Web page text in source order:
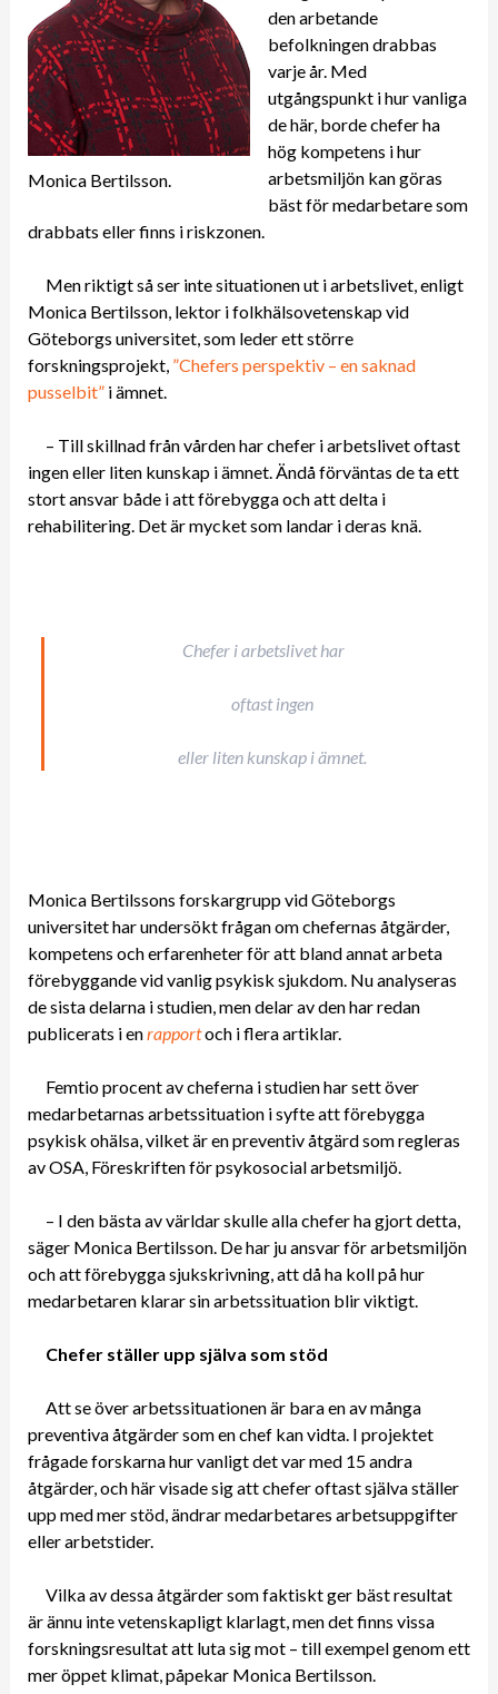
Monica Bertilsson.
den arbetande
befolkningen drabbas
varje år. Med
utgångspunkt i hur vanliga
de här, borde chefer ha
hög kompetens i hur
arbetsmiljön kan göras
bäst för medarbetare som
drabbats eller finns i riskzonen.
Men riktigt så ser inte situationen ut i arbetslivet, enligt
Monica Bertilsson, lektor i folkhälsovetenskap vid
Göteborgs universitet, som leder ett större
forskningsprojekt, ”Chefers perspektiv – en saknad
pusselbit”i ämnet.
– Till skillnad från vården har chefer i arbetslivet oftast
ingen eller liten kunskap i ämnet. Ändå förväntas de ta ett
stort ansvar både i att förebygga och att delta i
rehabilitering. Det är mycket som landar i deras knä.
Chefer i arbetslivet har
oftast ingen
eller liten kunskap i ämnet.
Monica Bertilssons forskargrupp vid Göteborgs
universitet har undersökt frågan om chefernas åtgärder,
kompetens och erfarenheter för att bland annat arbeta
förebyggande vid vanlig psykisk sjukdom. Nu analyseras
de sista delarna i studien, men delar av den har redan
publicerats i enrapportoch i flera artiklar.
Femtio procent av cheferna i studien har sett över
medarbetarnas arbetssituation i syfte att förebygga
psykisk ohälsa, vilket är en preventiv åtgärd som regleras
av OSA, Föreskriften för psykosocial arbetsmiljö.
– I den bästa av världar skulle alla chefer ha gjort detta,
säger Monica Bertilsson. De har ju ansvar för arbetsmiljön
och att förebygga sjukskrivning, att då ha koll på hur
medarbetaren klarar sin arbetssituation blir viktigt.
Chefer ställer upp själva som stöd
Att se över arbetssituationen är bara en av många
preventiva åtgärder som en chef kan vidta. I projektet
frågade forskarna hur vanligt det var med 15 andra
åtgärder, och här visade sig att chefer oftast själva ställer
upp med mer stöd, ändrar medarbetares arbetsuppgifter
eller arbetstider.
Vilka av dessa åtgärder som faktiskt ger bäst resultat
är ännu inte vetenskapligt klarlagt, men det finns vissa
forskningsresultat att luta sig mot – till exempel genom ett
mer öppet klimat, påpekar Monica Bertilsson.